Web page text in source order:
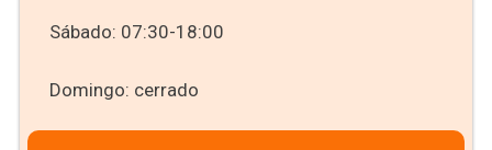
Sábado: 07:30-18:00
Domingo: cerrado